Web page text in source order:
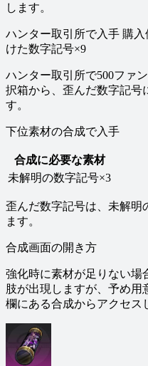
します。
ハンター取引所で入手 購
けた数字記号×9
ハンター取引所で500ファ
択箱から、歪んだ数字記号
す。
下位素材の合成で入手
合成に必要な素材
未解明の数字記号×3
歪んだ数字記号は、未解明
ます。
合成画面の開き方
強化時に素材が足りない場
肢が出現しますが、予め用
欄にある合成からアクセス